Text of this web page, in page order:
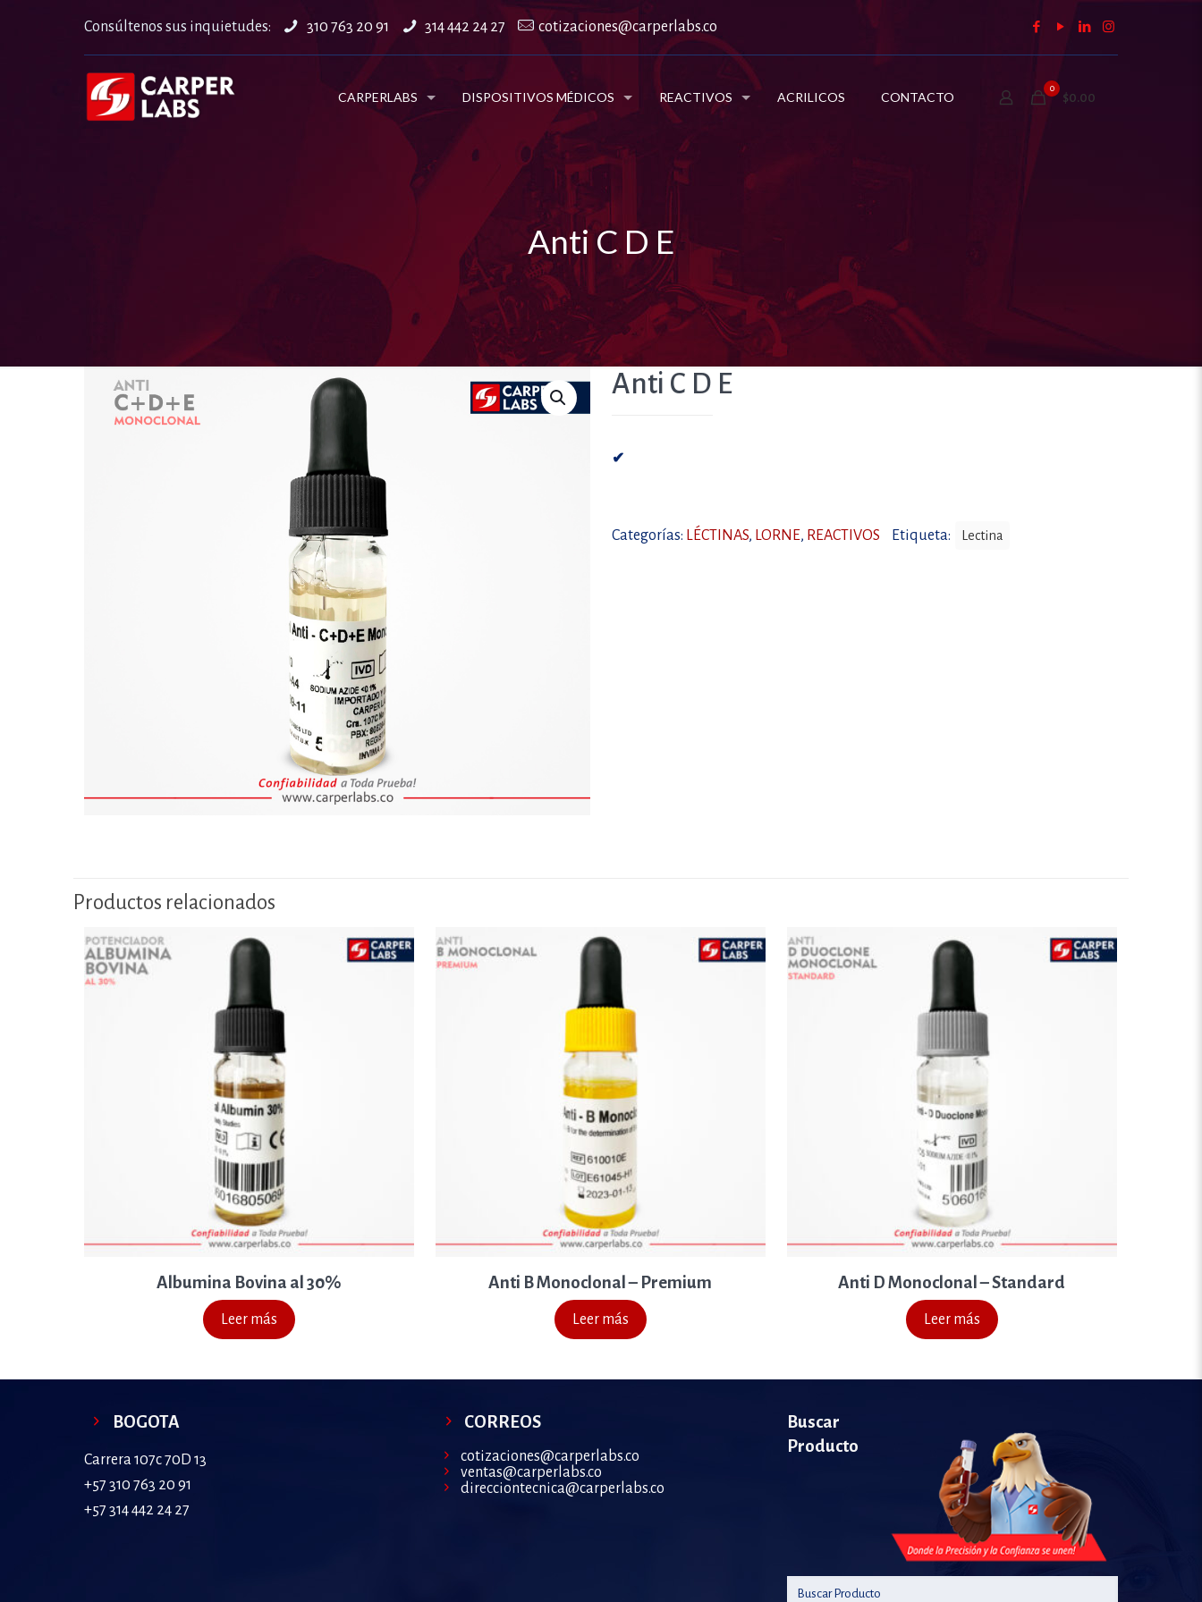
Consúltenos sus inquietudes: 310 763 20 91 314 442 24 27 cotizaciones@carperlabs.co
CARPERLABS DISPOSITIVOS MÉDICOS REACTIVOS ACRILICOS CONTACTO
0
$0.00
Anti C D E
Anti C D E
✔
Categorías: LÉCTINAS, LORNE, REACTIVOS Etiqueta: Lectina
Productos relacionados
Albumina Bovina al 30%
Leer más
Anti B Monoclonal – Premium
Leer más
Anti D Monoclonal – Standard
Leer más
BOGOTA
Carrera 107c 70D 13
+57 310 763 20 91
+57 314 442 24 27
CORREOS
cotizaciones@carperlabs.co
ventas@carperlabs.co
direcciontecnica@carperlabs.co
Buscar
Producto